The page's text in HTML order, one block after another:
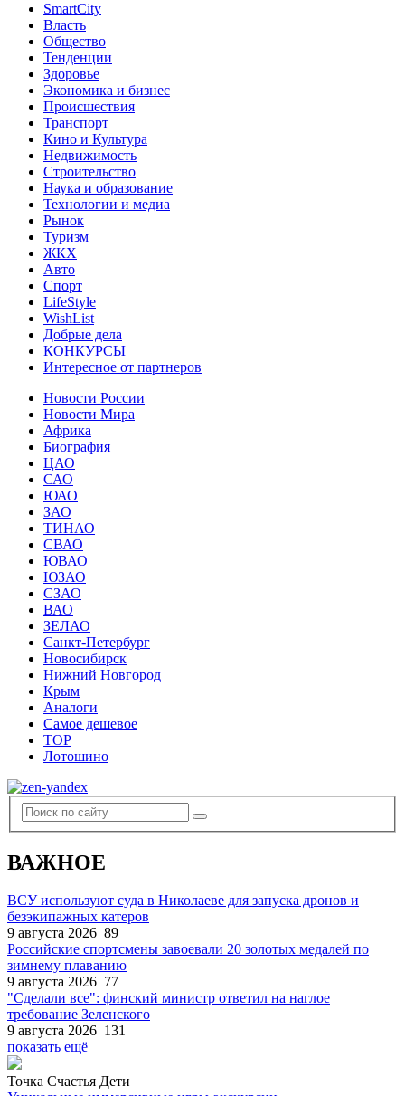
SmartCity
Власть
Общество
Тенденции
Здоровье
Экономика и бизнес
Происшествия
Транспорт
Кино и Культура
Недвижимость
Строительство
Наука и образование
Технологии и медиа
Рынок
Туризм
ЖКХ
Авто
Спорт
LifeStyle
WishList
Добрые дела
КОНКУРСЫ
Интересное от партнеров
Новости России
Новости Мира
Африка
Биография
ЦАО
САО
ЮАО
ЗАО
ТИНАО
СВАО
ЮВАО
ЮЗАО
СЗАО
ВАО
ЗЕЛАО
Санкт-Петербург
Новосибирск
Нижний Новгород
Крым
Аналоги
Самое дешевое
TOP
Лотошино
ВАЖНОЕ
ВСУ используют суда в Николаеве для запуска дронов и
безэкипажных катеров
9 августа 2026 89
Российские спортсмены завоевали 20 золотых медалей по
зимнему плаванию
9 августа 2026 77
"Сделали все": финский министр ответил на наглое
требование Зеленского
9 августа 2026 131
показать ещё
Точка Счастья Дети